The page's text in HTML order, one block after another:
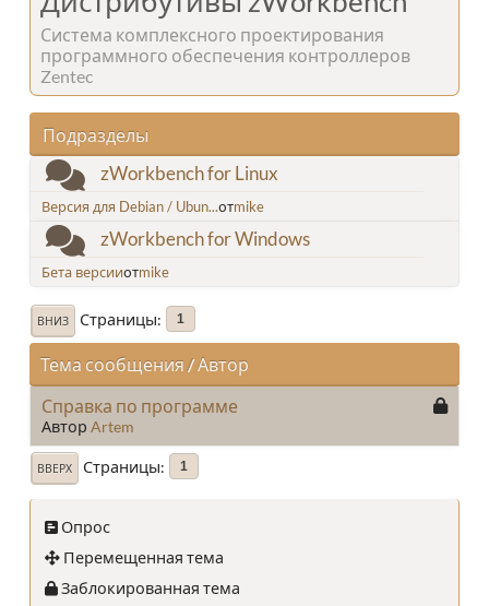
Система комплексного проектирования
программного обеспечения контроллеров
Zentec
Подразделы
zWorkbench for Linux
Версия для Debian / Ubun...отmike
zWorkbench for Windows
Бета версииотmike
ВНИЗ Страницы 1
Тема сообщения / Автор
Справка по программе
Автор Artem
ВВЕРХ Страницы 1
Опрос
Перемещенная тема
Заблокированная тема